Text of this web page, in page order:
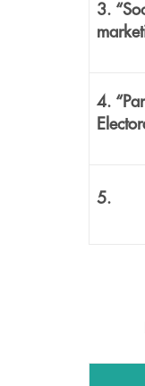
3.
4.
5.